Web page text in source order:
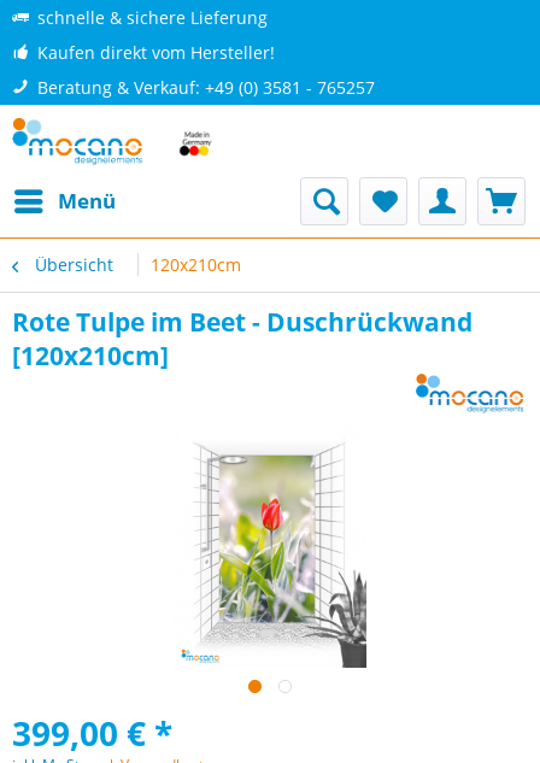
schnelle & sichere Lieferung
Kaufen direkt vom Hersteller!
Beratung & Verkauf: +49 (0) 3581 - 765257
Menü
Übersicht 120x210cm
Rote Tulpe im Beet - Duschrückwand
[120x210cm]
399,00 € *